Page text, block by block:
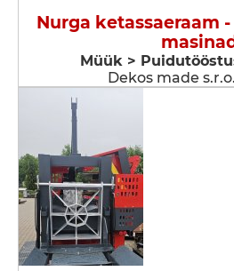
Nurga ketassaeraam
masinad
Müük >
Dekos made